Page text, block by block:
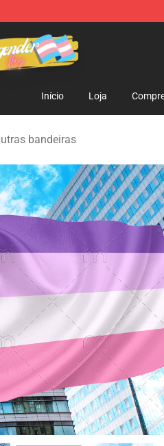
Transgender Flag Shop
Início Loja
bandeiras